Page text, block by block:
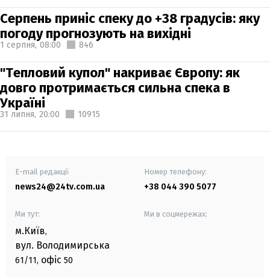
Серпень приніс спеку до +38 градусів: яку
погоду прогнозують на вихідні
1 серпня, 08:00 846
"Тепловий купол" накриває Європу: як
довго протримається сильна спека в
Україні
31 липня, 20:00 10915
E-mail редакції
news24@24tv.com.ua
Номер телефону:
+38 044 390 5077
Ми тут:
м.Київ,
вул. Володимирська
61/11, офіс 50
Ми в соцмережах: